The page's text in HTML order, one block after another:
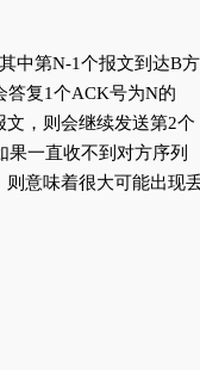
中第N-1个报文到达B方
答复1个ACK号为N的
，则会继续发送第2个
一直收不到对方序列
意味着很大可能出现